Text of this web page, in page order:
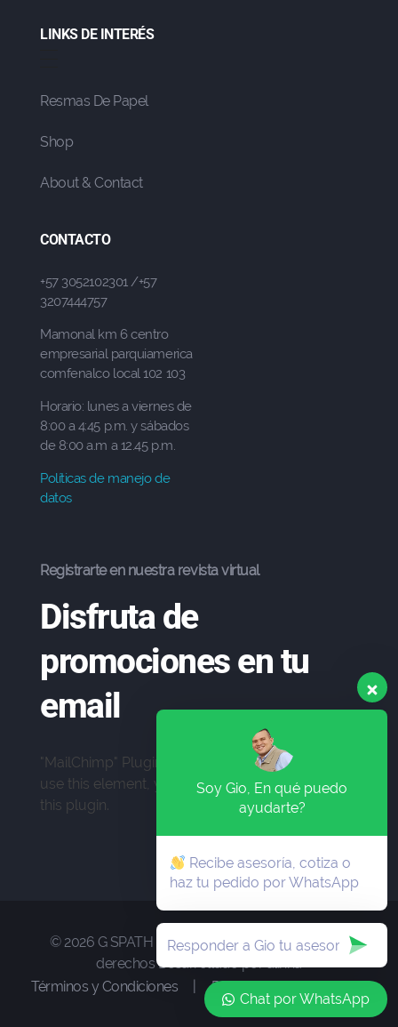
LINKS DE INTERÉS
Resmas De Papel
Shop
About & Contact
CONTACTO
+57 3052102301 /+57
3207444757
Mamonal km 6 centro
empresarial parquiamerica
comfenalco local 102 103
Horario: lunes a viernes de
8:00 a 4:45 p.m. y sábados
de 8:00 a.m a 12.45 p.m.
Políticas de manejo de
datos
Registrarte en nuestra revista virtual
Disfruta de
promociones en tu
email
"MailChimp" Plugin is Not Activated!In order to
use this element, you need to install and activate
this plugin.
© 2026 G SPATH SAS . Nos reservamos todo los
derechos Desarrollado por alinna
Términos y Condiciones
Política de Privacidad
Soy Gio, En qué puedo
ayudarte?
Recibe asesoría, cotiza o
haz tu pedido por WhatsApp
Chat por WhatsApp